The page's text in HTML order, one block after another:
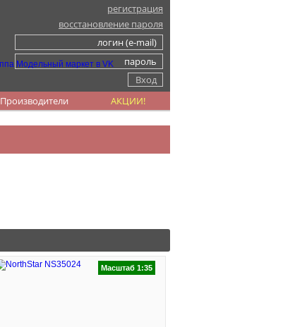
регистрация
восстановление пароля
Производители АКЦИИ!
Масштаб 1:35